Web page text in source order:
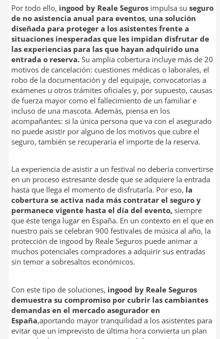
Por todo ello, ingood by Reale Segurosimpulsa su seguro
de no asistencia anual para eventos, una solución
diseñada para proteger a los asistentes frente a
situaciones inesperadas que les impidan disfrutar de
las experiencias para las que hayan adquirido una
entrada o reserva. Su amplia cobertura incluye más de 20
motivos de cancelación: cuestiones médicas o laborales, el
robo de la documentación y del equipaje, convocatorias a
exámenes u otros trámites oficiales y, por supuesto, causas
de fuerza mayor como el fallecimiento de un familiar e
incluso de una mascota. Además, piensa en los
acompañantes: si la única persona que va con el asegurado
no puede asistir por alguno de los motivos que cubre el
seguro, también se recuperaría el importe de la reserva.
La experiencia de asistir a un festival no debería convertirse
en un proceso estresante desde que se adquiere la entrada
hasta que llega el momento de disfrutarla. Por eso, la
cobertura se activa nada más contratar el seguro y
permanece vigente hasta el día del evento, siempre
que éste tenga lugar en España. En un contexto en el que en
nuestro país se celebran 900 festivales de música al año, la
protección de ingood by Reale Seguros puede animar a
muchos potenciales compradores a adquirir sus entradas
sin temor a sobresaltos económicos.
Con este tipo de soluciones, ingood by Reale Seguros
demuestra su compromiso por cubrir las cambiantes
demandas en el mercado asegurador en
España,aportando mayor tranquilidad a los asistentes para
evitar que un imprevisto de última hora convierta un plan